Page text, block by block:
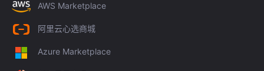
AWS Marketplace
阿里云心选商城
Azure Marketplace